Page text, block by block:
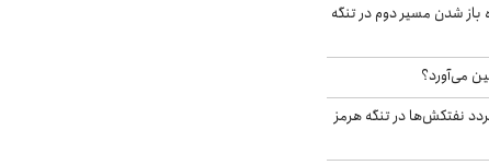
شدن مسیر دوم در تنگه
می‌آورد؟
نفتکش‌ها در تنگه هرمز